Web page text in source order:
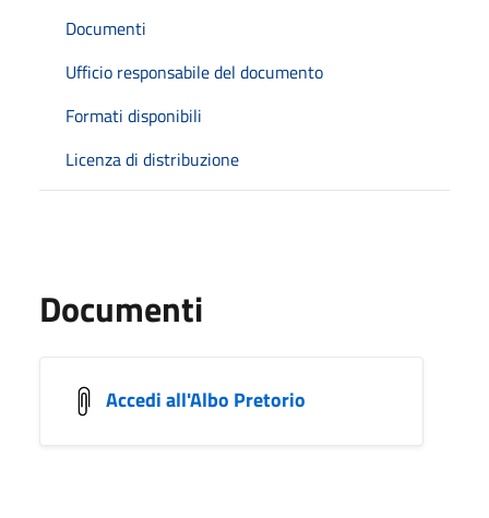
Documenti
Ufficio responsabile del documento
Formati disponibili
Licenza di distribuzione
Documenti
Accedi all'Albo Pretorio